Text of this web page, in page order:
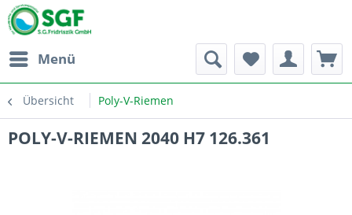
Menü
Übersicht Poly-V-Riemen
POLY-V-RIEMEN 2040 H7 126.361